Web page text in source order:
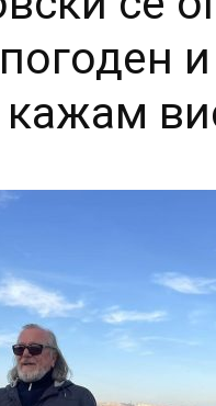
кажам